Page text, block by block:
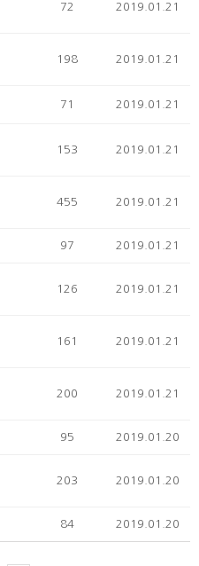
72 2019.01.21
198 2019.01.21
71 2019.01.21
153 2019.01.21
455 2019.01.21
97 2019.01.21
126 2019.01.21
161 2019.01.21
200 2019.01.21
95 2019.01.20
203 2019.01.20
84 2019.01.20